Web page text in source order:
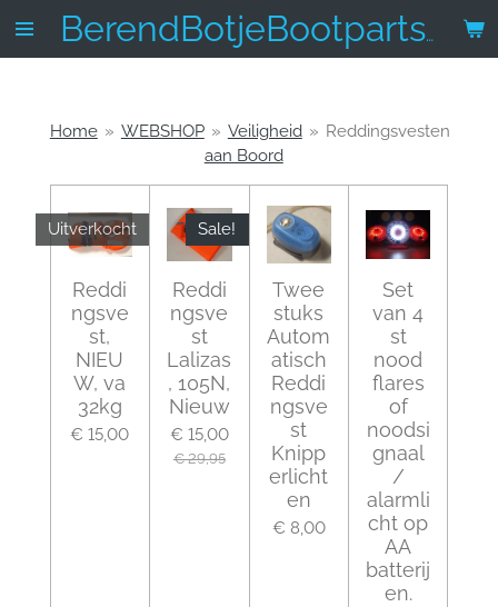
Ga
BerendBotjeBootparts.nl
Home » WEBSHOP » Veiligheid
aan Boord
» Reddingsvesten
Uitverkocht
Reddi
ngsve
st,
NIEU
W, va
32kg
€ 15,00
Sale!
Reddi
ngsve
st
Lalizas
, 105N,
Nieuw
€ 15,00
€ 29,95
Twee
stuks
Autom
atisch
Reddi
ngsve
st
Knipp
erlicht
en
€ 8,00
Set
van 4
st
nood
flares
of
noodsi
gnaal
/
alarmli
cht op
AA
batterij
en.